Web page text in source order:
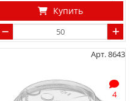
Купить
Арт. 8643
4